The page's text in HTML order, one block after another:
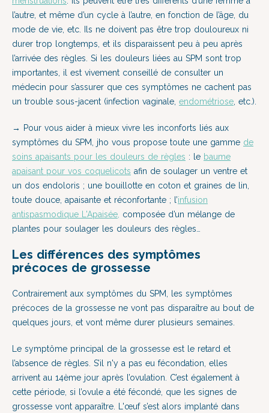
l’autre, et même d’un cycle à l’autre, en fonction de l’âge, du
mode de vie, etc. Ils ne doivent pas être trop douloureux ni
durer trop longtemps, et ils disparaissent peu à peu après
l’arrivée des règles. Si les douleurs liées au SPM sont trop
importantes, il est vivement conseillé de consulter un
médecin pour s’assurer que ces symptômes ne cachent pas
un trouble sous-jacent (infection vaginale, endométriose , etc.).
→ Pour vous aider à mieux vivre les inconforts liés aux
symptômes du SPM, jho vous propose toute une gamme de
soins apaisants pour les douleurs de règles : le baume
apaisant pour vos coquelicots afin de soulager un ventre et
un dos endoloris ; une bouillotte en coton et graines de lin
toute douce, apaisante et réconfortante ; l’infusion
antispasmodique L'Apaisée, composée d’un mélange de
plantes pour soulager les douleurs des règles…
Les différences des symptômes
précoces de grossesse
Contrairement aux symptômes du SPM, les symptômes
précoces de la grossesse ne vont pas disparaître au bout de
quelques jours, et vont même durer plusieurs semaines.
Le symptôme principal de la grossesse est le retard et
l’absence de règles. S’il n'y a pas eu fécondation, elles
arrivent au 14ème jour après l’ovulation. C’est également à
cette période, si l’ovule a été fécondé, que les signes de
grossesse vont apparaître. L'œuf s’est alors implanté dans